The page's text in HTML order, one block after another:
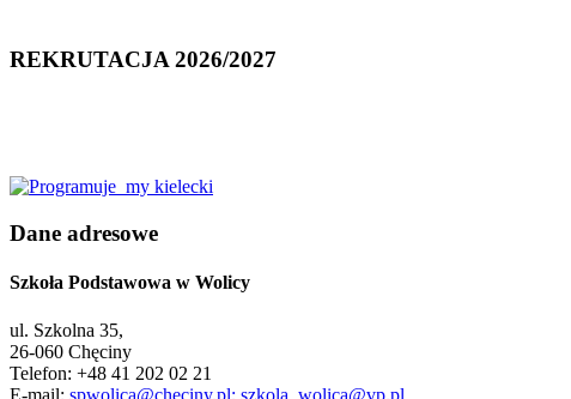
REKRUTACJA 2026/2027
Dane adresowe
Szkoła Podstawowa w Wolicy
ul. Szkolna 35,
26-060 Chęciny
Telefon: +48 41 202 02 21
E-mail: spwolica@checiny.pl; szkola_wolica@vp.pl